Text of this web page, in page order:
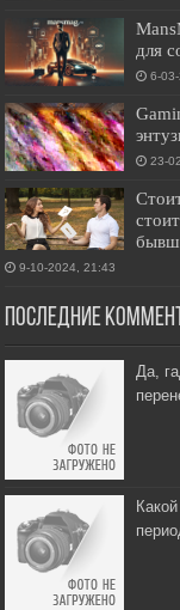
для
6-
23-
9-10-2024, 21:43
Последние
Да,